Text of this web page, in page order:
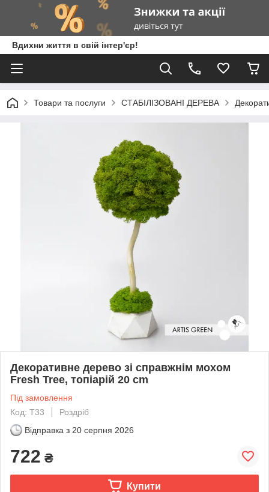
Вдихни життя в свій інтер'єр!
Товари та послуги СТАБІЛІЗОВАНІ ДЕРЕВА
Декоративне дерево зі справжнім мохом
Fresh Tree, топіарій 20 cm
Під замовлення
Код: T33
Роздріб
Відправка з 20 серпня 2026
722 ₴
Купити